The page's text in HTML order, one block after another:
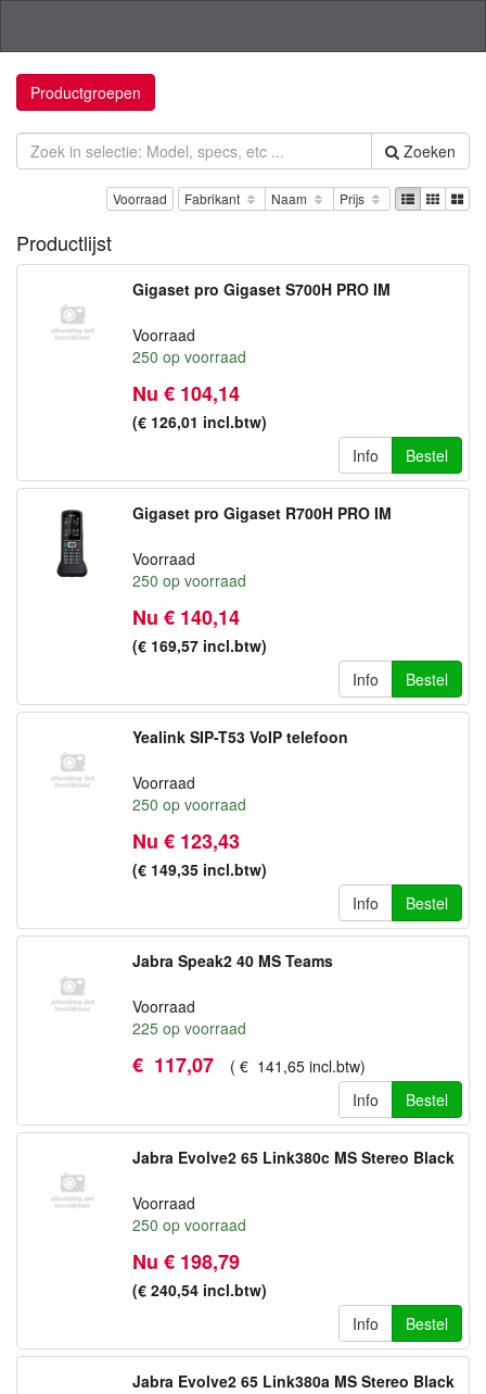
Productgroepen
Zoeken
Voorraad Fabrikant Naam Prijs
Productlijst
Gigaset pro Gigaset S700H PRO IM
Voorraad
250 op voorraad
Nu € 104,14
(€ 126,01 incl.btw)
Info
Bestel
Gigaset pro Gigaset R700H PRO IM
Voorraad
250 op voorraad
Nu € 140,14
(€ 169,57 incl.btw)
Info
Bestel
Yealink SIP-T53 VoIP telefoon
Voorraad
250 op voorraad
Nu € 123,43
(€ 149,35 incl.btw)
Info
Bestel
Jabra Speak2 40 MS Teams
Voorraad
225 op voorraad
€ 117,07 ( € 141 ,65 incl.btw)
Info
Bestel
Jabra Evolve2 65 Link380c MS Stereo Black
Voorraad
250 op voorraad
Nu € 198,79
(€ 240,54 incl.btw)
Info
Bestel
Jabra Evolve2 65 Link380a MS Stereo Black